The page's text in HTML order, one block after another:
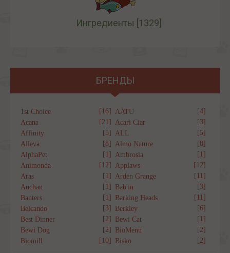
Ингредиенты [1329]
БРЕНДЫ
1st Choice [16] AATU
[4]
Acana
[21] Acari Ciar
[3]
Affinity
[5] ALL
[5]
Alleva
[8] Almo Nature
[8]
AlphaPet
[1] Ambrosia
[1]
Animonda
[12] Applaws
[12]
Aras
[1] Arden Grange
[11]
Auchan
[1] Bab'in
[3]
Banters
[1] Barking Heads
[11]
Belcando
[3] Berkley
[6]
Best Dinner
[2] Bewi Cat
[1]
Bewi Dog
[2] BioMenu
[2]
Biomill
[10] Bisko [2]